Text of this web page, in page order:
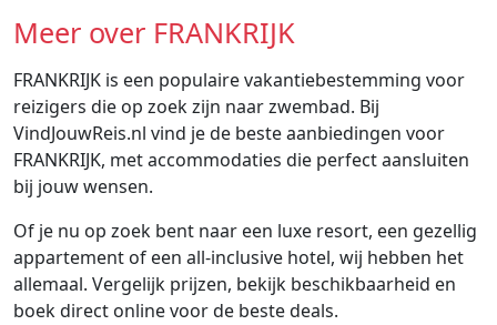
Meer over FRANKRIJK
FRANKRIJK is een populaire vakantiebestemming voor
reizigers die op zoek zijn naar zwembad. Bij
VindJouwReis.nl vind je de beste aanbiedingen voor
FRANKRIJK, met accommodaties die perfect aansluiten
bij jouw wensen.
Of je nu op zoek bent naar een luxe resort, een gezellig
appartement of een all-inclusive hotel, wij hebben het
allemaal. Vergelijk prijzen, bekijk beschikbaarheid en
boek direct online voor de beste deals.